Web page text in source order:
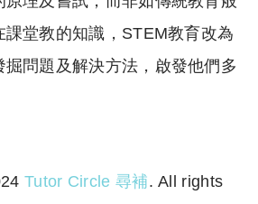
堂教的知識，STEM教育改為
問題及解決方法，啟發他們多
Tutor Circle 尋補. All rights